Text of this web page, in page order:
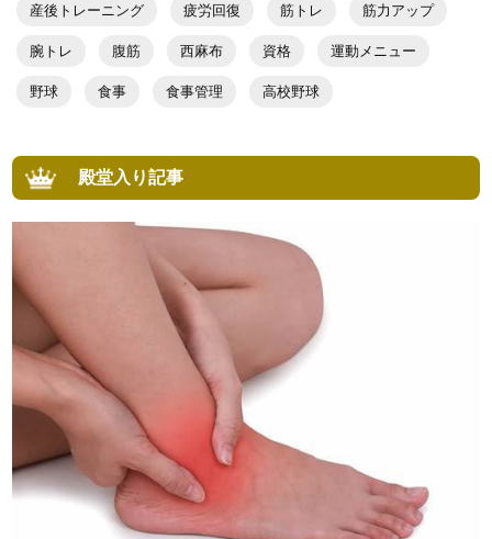
産後トレーニング 疲労回復 筋トレ 筋力アップ
腕トレ 腹筋 西麻布 資格 運動メニュー
野球 食事 食事管理 高校野球
殿堂入り記事